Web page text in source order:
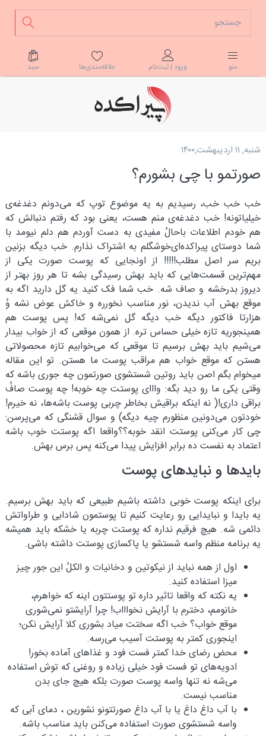
منو ورود | ثبت‌نام علاقه‌مندی‌ها سبد
شنبه, ۱۱ اردیبهشت,۱۴۰۰
صورتمو با چی بشورم؟
خب خب خب، رسیدیم به یه موضوع توپ که می‌دونم دغدغه‌ی
خیلیاتونه! خب دغدغه‌ی منم هست، یعنی بود که رفتم دنبالش که
هم خودم اطلاعات باحالُ مفیدی به دست آوردم هم دلم نیومد با
شما دوستای پیراکده‌ای‌خوشگلم به اشتراک نذارم. خب دیگه بزنین
بریم سر اصل مطلب!!!!! از اونجایی که پوست صورت یکی از
مهم‌ترین قسمت‌هایی که باید بهش رسیدگی بشه تا هر روز بهتر از
دیروز بدرخشه و صاف شه. خب شما فک کنید یه گل دارید اگه به
موقع بهش آب ندیدن، نور مناسب نخورره و خاکش عوض نشه وُ
هزارتا فاکتور دیگه خب دیگه گل نمی‌شه که! پس پوست ‌هم
همینجوریه تازه خیلی حساس تره. از همون موقعی که از خواب بیدار
می‌شیم باید بهش برسیم تا موقعی که می‌خوابیم تازه محصولاتی
هستن که موقع خواب هم مراقب پوست ما هستن. تو این مقاله
میخوام بگم اصن باید روتین شستشوی صورتمون چه جوری باشه که
وقتی یکی ما رو دید بگه: وااای پوستت چه خوبه! چه پوست صافُ
براقی داری!( نه اینکه براقیش بخاطر چربی پوست باشه‌ها، نه خیرم!
خودتون می‌دونین منظورم چیه دیگه) و سوال قشنگی که می‌پرسن:
چی کار می‌کنی پوستت انقد خوبه؟؟واقعا اگه پوستت خوب باشه
اعتماد به نفست ده برابر افزایش پیدا می‌کنه پس برس بهش.
باید‌ها و نبایدهای پوست
برای اینکه پوست خوبی داشته باشیم طبیعی که باید بهش برسیم.
یه بایدا و نبایدایی رو رعایت کنیم تا پوستمون شادابی و طراواتش
دائمی شه. هیچ فرقیم نداره که پوستت چربه یا خشکه باید همیشه
یه برنامه منظم واسه شستشو یا پاکسازی پوستت داشته باشی.
اول از همه نباید از نیکوتین و دخانیات و الکلُ این جور چیز
میزا استفاده کنید.
یه نکته که واقعا تاثیر داره تو پوستتون اینه که خواهرم،
خانومم، دخترم با آرایش نخواااب! چرا آرایشتو نمی‌شوری
موقع خواب؟ خب اگه سختت میاد بشوری کلا آرایش نکن؛
اینجوری کمتر به پوستت آسیب می‌رسه.
محض رضای خدا کمتر فست فود و غذاهای آماده بخور!
ادویه‌های تو فست فود خیلی زیاده و روغنی که توش استفاده
می‌شه نه تنها واسه پوست صورت بلکه هیچ جای بدن
مناسب نیست.
با آب داغ داغ یا با آب داغ صورتتونو نشورین ، دمای آبی که
واسه شستشوی صورت استفاده می‌کنن باید مناسب باشه.